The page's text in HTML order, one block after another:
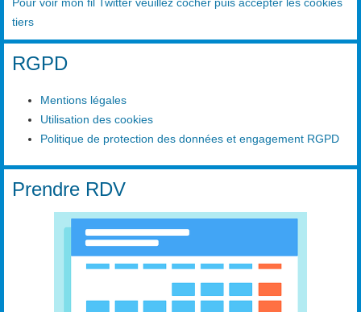
tiers
RGPD
Mentions légales
Utilisation des cookies
Politique de protection des données et engagement RGPD
Prendre RDV